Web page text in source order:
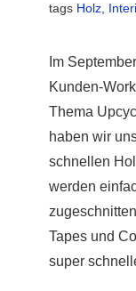
tags Holz,
Im
Kunden-
Thema
haben wir
schnellen
werden
Tapes und
super